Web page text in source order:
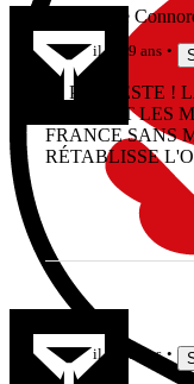
Imblairable
il y a 9 ans
JE PROTESTE
INTERDIT LES
FRANCE SANS
RÉTABLISSE
il y a 9 ans